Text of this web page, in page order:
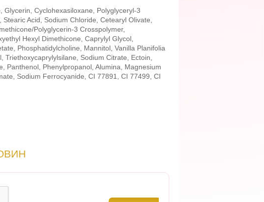
Glycerin, Cyclohexasiloxane, Polyglyceryl-3
Acid, Sodium Chloride, Cetearyl Olivate,
Polyglycerin-3 Crosspolymer,
Hexyl Dimethicone, Caprylyl Glycol,
Phosphatidylcholine, Mannitol, Vanilla Planifolia
Sodium Citrate, Ectoin,
Panthenol, Phenylpropanol, Alumina, Magnesium
Sodium Ferrocyanide, CI 77891, CI 77499, CI